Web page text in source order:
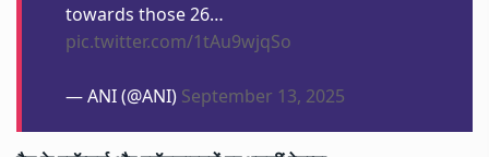
towards those 26…
pic.twitter.com/1tAu9wjqSo
— ANI (@ANI) September 13, 2025